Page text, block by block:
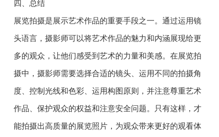
四、总结
展览拍摄是展示艺术作品的重要手段之一。通过运用镜
头语言，摄影师可以将艺术作品的魅力和内涵展现给更
多的观众，让他们感受到艺术的力量和美感。在展览拍
摄中，摄影师需要选择合适的镜头、运用不同的拍摄角
度、控制光线和色彩、运用构图原则，并注意尊重艺术
作品、保护观众的权益和注意安全问题。只有这样，才
能拍摄出高质量的展览照片，为观众带来更好的观看体